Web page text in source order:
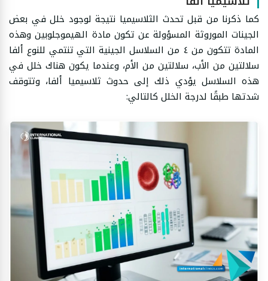
كما ذكرنا من قبل تحدث الثلاسيميا نتيجة لوجود خلل في بعض
الجينات الموروثة المسؤولة عن تكون مادة الهيموجلوبين وهذه
المادة تتكون من ٤ من السلاسل الجينية التي تنتمي للنوع ألفا
سلالتين من الأب، سلالتين من الأم، وعندما يكون هناك خلل في
هذه السلاسل يؤدي ذلك إلى حدوث ثلاسيميا ألفا، وتتوقف
شدتها طبقًا لدرجة الخلل كالتالي: